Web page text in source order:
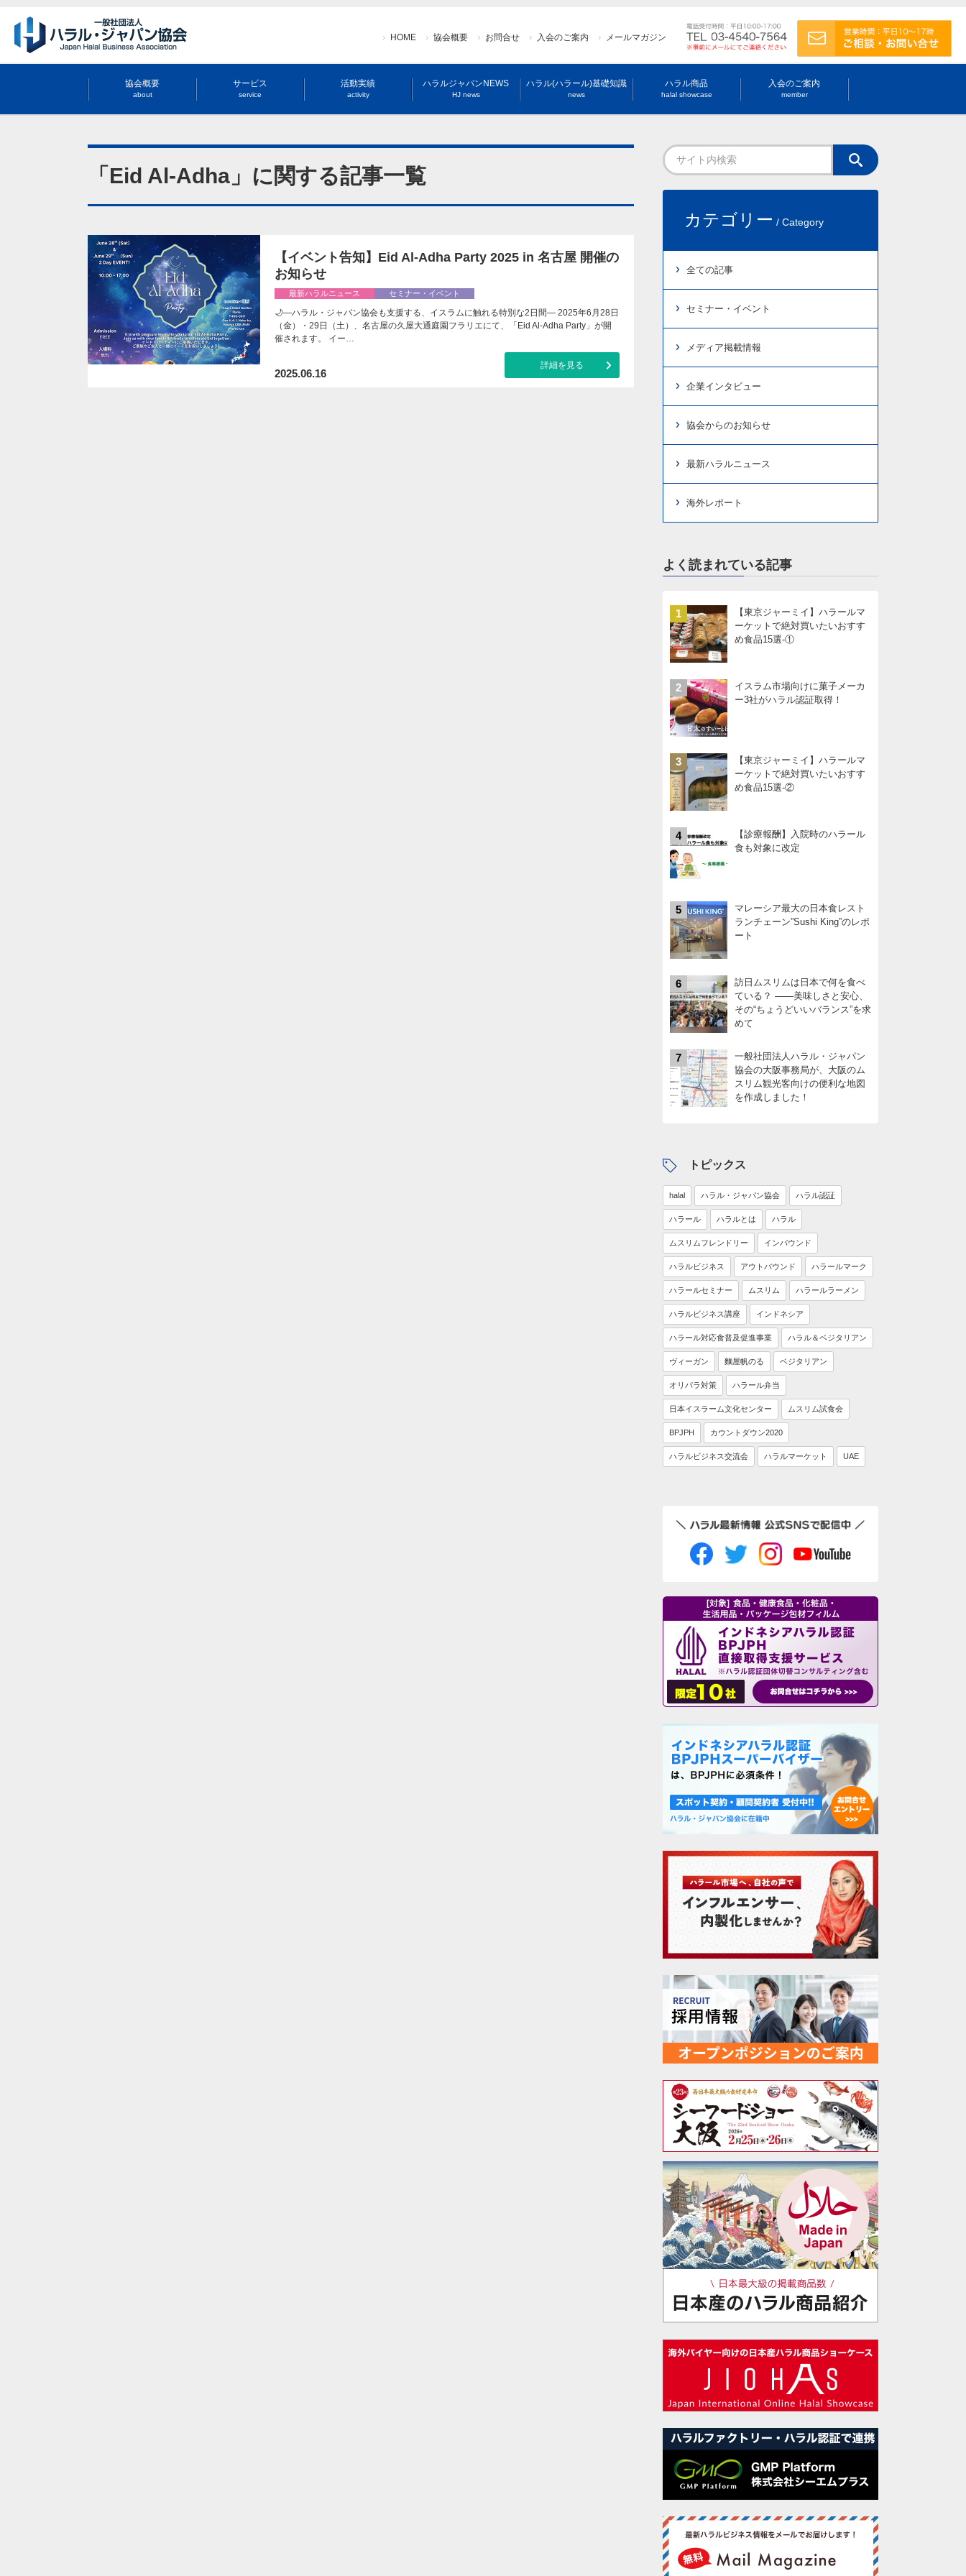
HOME 協会概要 お問合せ 入会のご案内 メールマガジン
協会概要
about
サービス
service
活動実績
activity
ハラルジャパンNEWS
HJ news
ハラル(ハラール)基礎知識
news
ハラル商品
halal showcase
入会のご案内
member
「Eid Al-Adha」に関する記事一覧
【イベント告知】Eid Al-Adha Party 2025 in 名古屋 開催の
お知らせ
最新ハラルニュース セミナー・イベント
🌙—ハラル・ジャパン協会も支援する、イスラムに触れる特別な2日間— 2025年6月28日
（金）・29日（土）、名古屋の久屋大通庭園フラリエにて、「Eid Al-Adha Party」が開
催されます。 イー…
2025.06.16
詳細を見る
カテゴリー / Category
全ての記事
セミナー・イベント
メディア掲載情報
企業インタビュー
協会からのお知らせ
最新ハラルニュース
海外レポート
よく読まれている記事
1
【東京ジャーミイ】ハラールマ
ーケットで絶対買いたいおすす
め食品15選-①
2
イスラム市場向けに菓子メーカ
ー3社がハラル認証取得！
3
【東京ジャーミイ】ハラールマ
ーケットで絶対買いたいおすす
め食品15選-②
4
【診療報酬】入院時のハラール
食も対象に改定
5
マレーシア最大の日本食レスト
ランチェーン”Sushi King”のレポ
ート
6
訪日ムスリムは日本で何を食べ
ている？ ――美味しさと安心、
その“ちょうどいいバランス”を求
めて
7
一般社団法人ハラル・ジャパン
協会の大阪事務局が、大阪のム
スリム観光客向けの便利な地図
を作成しました！
トピックス
halal ハラル・ジャパン協会 ハラル認証
ハラール ハラルとは ハラル
ムスリムフレンドリー インバウンド
ハラルビジネス アウトバウンド ハラールマーク
ハラールセミナー ムスリム ハラールラーメン
ハラルビジネス講座 インドネシア
ハラール対応食普及促進事業 ハラル＆ベジタリアン
ヴィーガン 麵屋帆のる ベジタリアン
オリパラ対策 ハラール弁当
日本イスラーム文化センター ムスリム試食会
BPJPH カウントダウン2020
ハラルビジネス交流会 ハラルマーケット UAE